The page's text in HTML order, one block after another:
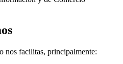
nos facilitas, principalmente: